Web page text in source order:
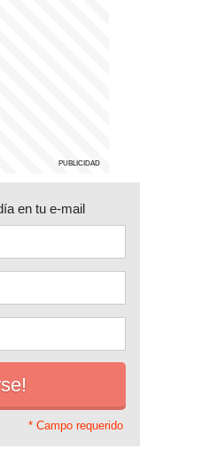
en tu e-mail
* Campo requerido